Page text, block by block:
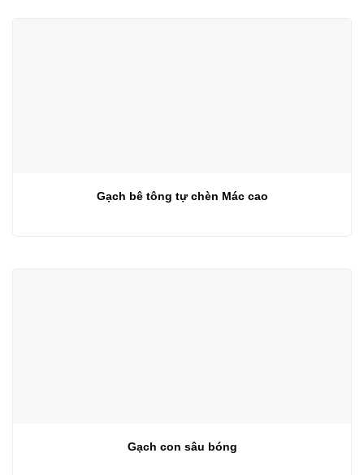
Gạch bê tông tự chèn Mác cao
Gạch con sâu bóng